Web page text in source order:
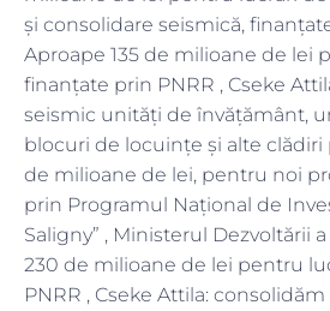
și consolidare seismică,
Aproape 135 de milioane de lei
finanțate prin PNRR , Cseke
seismic unități de învățământ,
blocuri de locuințe și alte clădiri
de milioane de lei, pentru noi
prin Programul Național de
Saligny” , Ministerul Dezvoltării
230 de milioane de lei pentru
PNRR , Cseke Attila: